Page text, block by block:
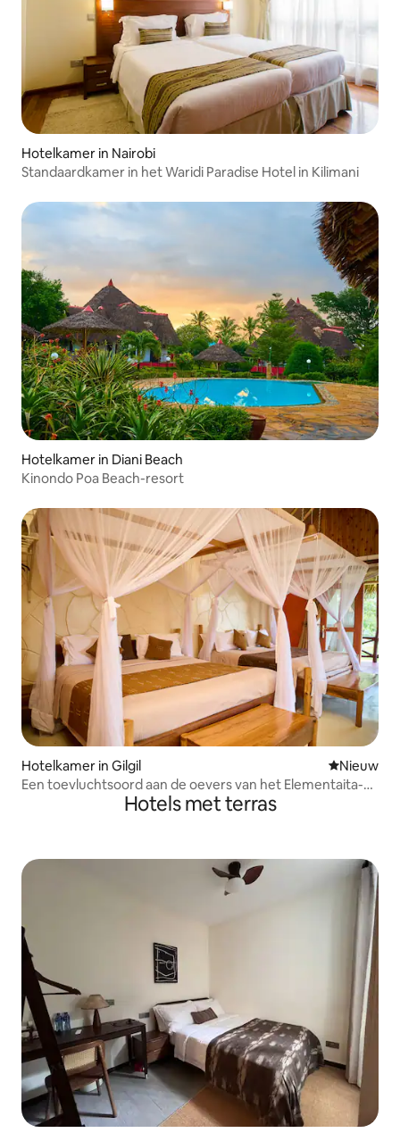
Hotelkamer in Nairobi
Standaardkamer in het Waridi Paradise Hotel in Kilimani
Hotelkamer in Diani Beach
Kinondo Poa Beach-resort
Hotelkamer in Gilgil Nieuwe
Nieuw
Een toevluchtsoord aan de oevers van het Elementaita-
Hotels met terras